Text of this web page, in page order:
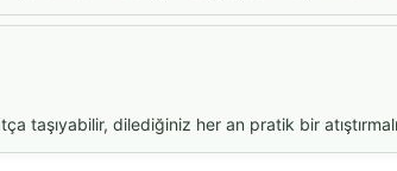
taşıyabilir, dilediğiniz her an pratik bir